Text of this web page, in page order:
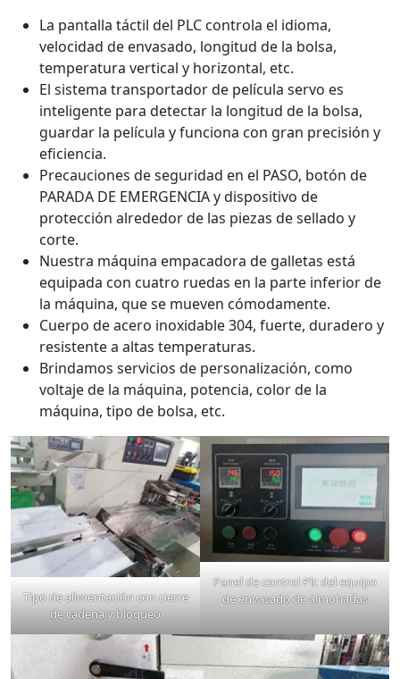
La pantalla táctil del PLC controla el idioma,
velocidad de envasado, longitud de la bolsa,
temperatura vertical y horizontal, etc.
El sistema transportador de película servo es
inteligente para detectar la longitud de la bolsa,
guardar la película y funciona con gran precisión y
eficiencia.
Precauciones de seguridad en el PASO, botón de
PARADA DE EMERGENCIA y dispositivo de
protección alrededor de las piezas de sellado y
corte.
Nuestra máquina empacadora de galletas está
equipada con cuatro ruedas en la parte inferior de
la máquina, que se mueven cómodamente.
Cuerpo de acero inoxidable 304, fuerte, duradero y
resistente a altas temperaturas.
Brindamos servicios de personalización, como
voltaje de la máquina, potencia, color de la
máquina, tipo de bolsa, etc.
Tipo de alimentación con cierre
de cadena y bloqueo
Panel de control Plc del equipo
de envasado de almohadas